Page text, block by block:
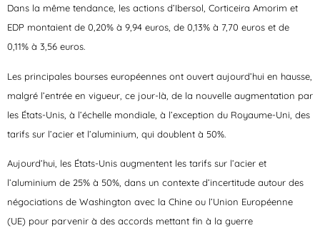
Dans la même tendance, les actions d’Ibersol, Corticeira Amorim et
EDP montaient de 0,20% à 9,94 euros, de 0,13% à 7,70 euros et de
0,11% à 3,56 euros.
Les principales bourses européennes ont ouvert aujourd’hui en hausse,
malgré l’entrée en vigueur, ce jour-là, de la nouvelle augmentation par
les États-Unis, à l’échelle mondiale, à l’exception du Royaume-Uni, des
tarifs sur l’acier et l’aluminium, qui doublent à 50%.
Aujourd’hui, les États-Unis augmentent les tarifs sur l’acier et
l’aluminium de 25% à 50%, dans un contexte d’incertitude autour des
négociations de Washington avec la Chine ou l’Union Européenne
(UE) pour parvenir à des accords mettant fin à la guerre